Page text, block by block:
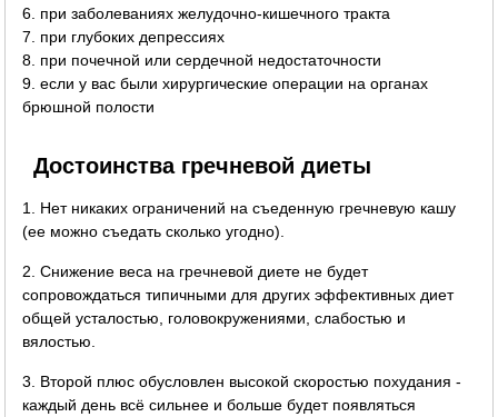
6. при заболеваниях желудочно-кишечного тракта
7. при глубоких депрессиях
8. при почечной или сердечной недостаточности
9. если у вас были хирургические операции на органах
брюшной полости
Достоинства гречневой диеты
1. Нет никаких ограничений на съеденную гречневую кашу
(ее можно съедать сколько угодно).
2. Снижение веса на гречневой диете не будет
сопровождаться типичными для других эффективных диет
общей усталостью, головокружениями, слабостью и
вялостью.
3. Второй плюс обусловлен высокой скоростью похудания -
каждый день всё сильнее и больше будет появляться